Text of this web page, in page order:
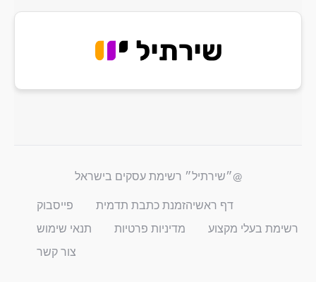
@״שירתיל״ רשימת עסקים בישראל
דף ראשיהזמנת כתבת תדמית פייסבוק
רשימת בעלי מקצוע מדיניות פרטיות תנאי שימוש
צור קשר